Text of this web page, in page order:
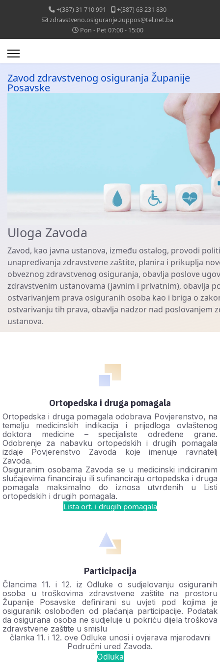
+(387) 31 710 991
+(387) 63 231 830
zdravstveno.osiguranje.zuppos@tel.net.ba
Pon - Pet 07:00 - 15:00
Zavod zdravstvenog osiguranja Županije
Posavske
Uloga Zavoda
Zavod, kao javna ustanova, između ostalog, provodi
unapređivanja zdravstvene zaštite, planira i prikuplja
obveznog zdravstvenog osiguranja, obavlja poslove
zdravstvenim ustanovama (javnim i privatnim), obavlja
ostvarivanjem prava osiguranih osoba kao i briga o
ostvarivanju tih prava, obavlja nadzor nad poslovanjem
ustanova.
Ortopedska i druga pomagala
Ortopedska i druga pomagala odobrava Povjerenstvo, na
temelju medicinskih indikacija i prijedloga ovlaštenog
doktora medicine – specijaliste određene grane.
Odobrenje za nabavku ortopedskih i drugih pomagala
izdaje Povjerenstvo Zavoda koje imenuje ravnatelj
Zavoda.
Osiguranim osobama Zavoda se u medicinski indiciranim
slučajevima financiraju ili sufinanciraju ortopedska i druga
pomagala maksimalno do iznosa utvrđenih u Listi
ortopedskih i drugih pomagala.
Lista ort. i drugih pomagala
Participacija
Člancima 11. i 12. iz Odluke o sudjelovanju osiguranih
osoba u troškovima zdravstvene zaštite na prostoru
Županije Posavske definirani su uvjeti pod kojima je
osiguranik oslobođen od plaćanja participacije. Podatak
da osigurana osoba ne sudjeluje u pokriću dijela troškova
zdravstvene zaštite u smislu
članka 11. i 12. ove Odluke unosi i ovjerava mjerodavni
Područni ured Zavoda.
Odluka